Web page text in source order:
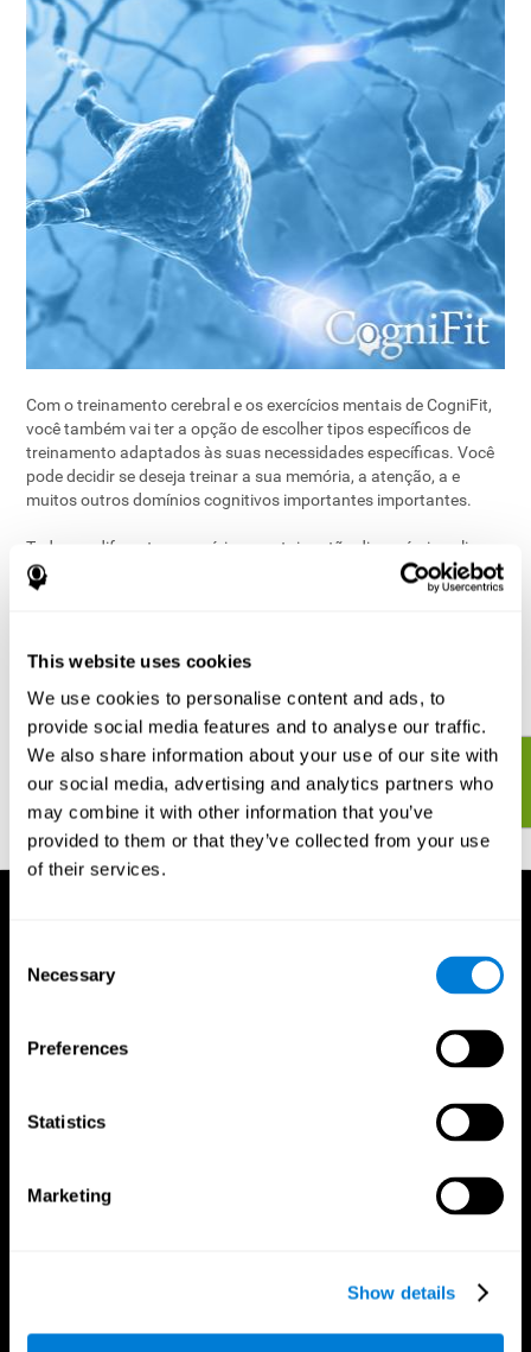
This website uses cookies
We use cookies to personalise content and ads, to
provide social media features and to analyse our traffic.
We also share information about your use of our site with
our social media, advertising and analytics partners who
may combine it with other information that you’ve
provided to them or that they’ve collected from your use
of their services.
Selection
Necessary
Preferences
Statistics
Marketing
Show details
Com o treinamento cerebral e os exercícios mentais de CogniFit,
você também vai ter a opção de escolher tipos específicos de
treinamento adaptados às suas necessidades específicas. Você
pode decidir se deseja treinar a sua memória, a atenção, ae
muitos outros domínios cognitivos importantes importantes.
Todos os diferentes exercícios mentais estão disponíveis online.
Os diferentes exercícios cerebrais são simples de fazer e
divertidos. Você pode optar por treinar sozinho ou com os
cérebro. Você pode acompanhar a sua evolução e ver a
quantidade de melhoria ao longo do tempo.
Comece a avaliar e treinar o seu cérebro e suas
habilidades cognitivas agora!